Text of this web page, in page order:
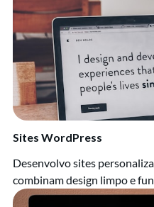
Sites WordPress
Desenvolvo sites
combinam design limpo e